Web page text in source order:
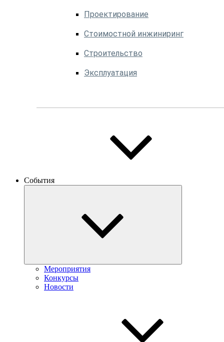
Проектирование
Стоимостной инжиниринг
Строительство
Эксплуатация
События
Мероприятия
Конкурсы
Новости